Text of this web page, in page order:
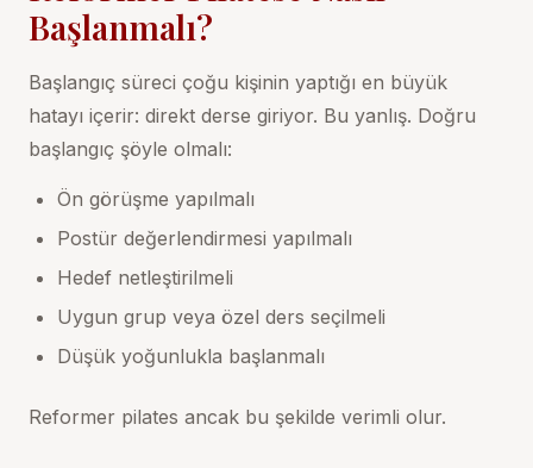
Başlanmalı?
Başlangıç süreci çoğu kişinin yaptığı en büyük
hatayı içerir: direkt derse giriyor. Bu yanlış. Doğru
başlangıç şöyle olmalı:
Ön görüşme yapılmalı
Postür değerlendirmesi yapılmalı
Hedef netleştirilmeli
Uygun grup veya özel ders seçilmeli
Düşük yoğunlukla başlanmalı
Reformer pilates ancak bu şekilde verimli olur.